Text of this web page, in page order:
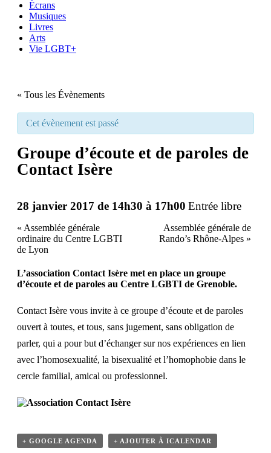
Écrans
Musiques
Livres
Arts
Vie LGBT+
« Tous les Évènements
Cet évènement est passé
Groupe d’écoute et de paroles de
Contact Isère
28 janvier 2017 de 14h30 à 17h00 Entrée libre
« Assemblée générale
ordinaire du Centre LGBTI
de Lyon
Assemblée générale de
Rando’s Rhône-Alpes »
L’association Contact Isère met en place un groupe
d’écoute et de paroles au Centre LGBTI de Grenoble.
Contact Isère vous invite à ce groupe d’écoute et de paroles
ouvert à toutes, et tous, sans jugement, sans obligation de
parler, qui a pour but d’échanger sur nos expériences en lien
avec l’homosexualité, la bisexualité et l’homophobie dans le
cercle familial, amical ou professionnel.
+ GOOGLE AGENDA + AJOUTER À ICALENDAR